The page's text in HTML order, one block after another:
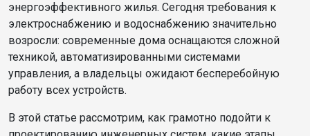
энергоэффективного жилья. Сегодня требования к
электроснабжению и водоснабжению значительно
возросли: современные дома оснащаются сложной
техникой, автоматизированными системами
управления, а владельцы ожидают бесперебойную
работу всех устройств.
В этой статье рассмотрим, как грамотно подойти к